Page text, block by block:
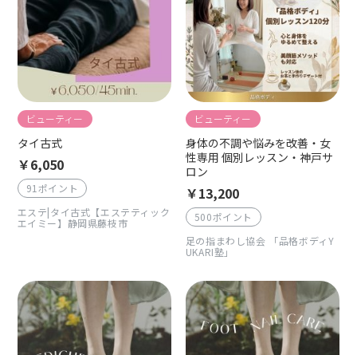
ビューティー
タイ古式
￥6,050
91ポイント
エステ|タイ古式【エステティック
エイミー】静岡県藤枝市
ビューティー
身体の不調や悩みを改善・女
性専用 個別レッスン・神戸サ
ロン
￥13,200
500ポイント
足の指まわし協会 「品格ボディY
UKARI塾」